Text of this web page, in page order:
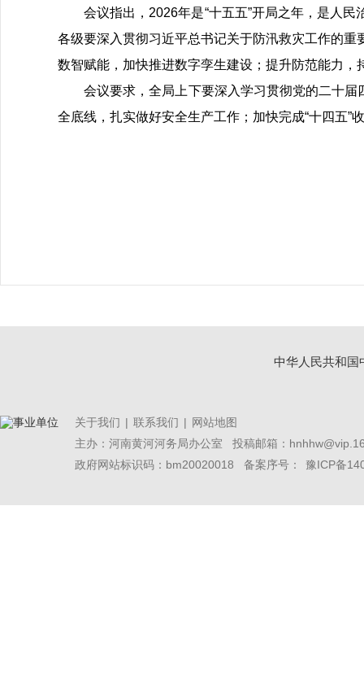
会议指出，2026年是“十五五”开局之年，是人
各级要深入贯彻习近平总书记关于防汛救灾工作的
数智赋能，加快推进数字孪生建设；提升防范能力
会议要求，全局上下要深入学习贯彻党的二十
全底线，扎实做好安全生产工作；加快完成“十四五”
中华人民共和国
关于我们 | 联系我们 | 网站地图
主办：河南黄河河务局办公室 投稿邮箱：
政府网站标识码：bm20020018 备案序号：
豫ICP备